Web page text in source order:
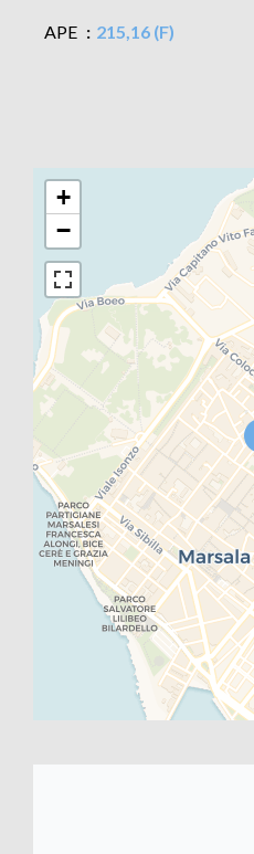
APE 215,16 (F)
+
−